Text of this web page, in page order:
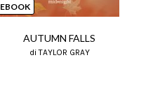
EBOOK
AUTUMN FALLS
di TAYLOR GRAY